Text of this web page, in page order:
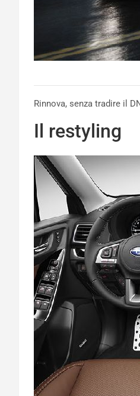
Rinnova, senza tradire il
Il restyling